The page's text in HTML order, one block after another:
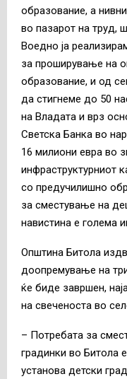
образование, а
во пазарот на труд,
Воедно ја
за проширување на
образование, и од
да стигнеме до 50
на Владата и врз
Светска Банка во
16 милиони евра во
инфраструктурниот
со предучилишно
за сместување на
навистина е голема
Општина Битола
доопремување на
ќе биде завршен,
на свеченоста во
– Потребата за
градинки во Битола
установа детски